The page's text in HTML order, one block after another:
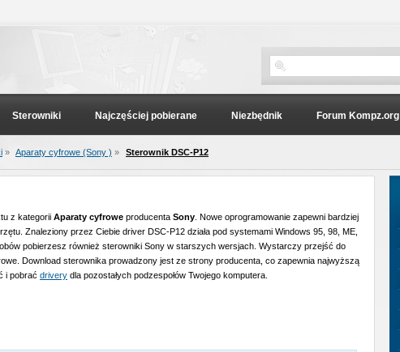
Sterowniki Najczęściej pobierane Niezbędnik Forum Kompz.org
» Aparaty cyfrowe (Sony ) » Sterownik DSC-P12
z kategorii Aparaty cyfrowe producenta Sony . Nowe oprogramowanie zapewni bardziej
Znaleziony przez Ciebie driver DSC-P12 działa pod systemami Windows 95, 98, ME,
pobierzesz również sterowniki Sony w starszych wersjach. Wystarczy przejść do
Download sterownika prowadzony jest ze strony producenta, co zapewnia najwyższą
i pobrać drivery dla pozostałych podzespołów Twojego komputera.